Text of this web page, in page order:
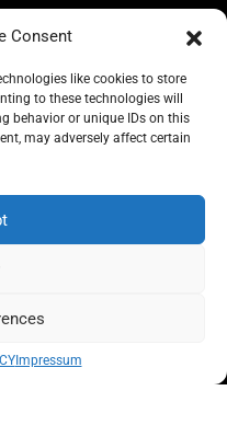
Consent
like cookies to store
to these technologies will
behavior or unique IDs on this
may adversely affect certain
Impressum
Message